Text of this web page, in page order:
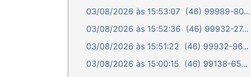
03/08/2026 às 15:53:07 (46) 99989-80...
03/08/2026 às 15:52:36 (46) 99932-27...
03/08/2026 às 15:51:22 (46) 99932-96...
03/08/2026 às 15:00:15 (46) 99138-65...